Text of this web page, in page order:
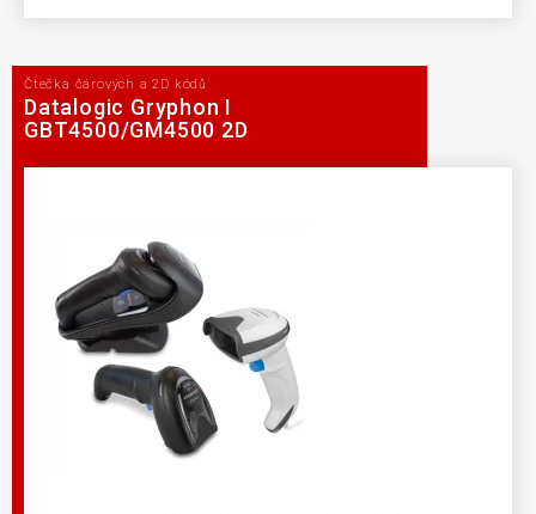
Čtečka čárových a 2D kódů
Datalogic Gryphon I
GBT4500/GM4500 2D